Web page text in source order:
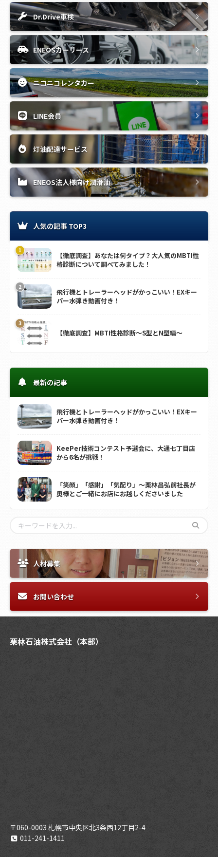
Dr.Drive車検
ENEOSカーリース
ニコニコレンタカー
LINE会員
灯油配達サービス
ENEOS法人様向け潤滑油
人気の記事 TOP3
【徹底調査】あなたは何タイプ？大人気のMBTI性
格診断について調べてみました！
飛行機とトレーラーヘッドがかっこいい！EXキー
パー水弾き動画付き！
【徹底調査】MBTI性格診断～S型とN型編～
最新の記事
飛行機とトレーラーヘッドがかっこいい！EXキー
パー水弾き動画付き！
KeePer技術コンテスト予選会に、大通七丁目店
から6名が挑戦！
「笑顔」「感謝」「気配り」～栗林昌弘前社長が
奥様とご一緒にお店にお越しくださいました
人材募集
お問い合わせ
栗林石油株式会社（本部）
〒060-0003 札幌市中央区北3条西12丁目2-4
011-241-1411